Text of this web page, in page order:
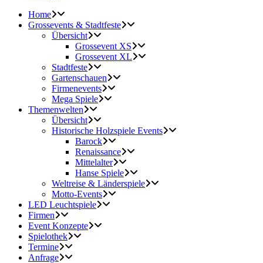
Home
Grossevents & Stadtfeste
Übersicht
Grossevent XS
Grossevent XL
Stadtfeste
Gartenschauen
Firmenevents
Mega Spiele
Themenwelten
Übersicht
Historische Holzspiele Events
Barock
Renaissance
Mittelalter
Hanse Spiele
Weltreise & Länderspiele
Motto-Events
LED Leuchtspiele
Firmen
Event Konzepte
Spielothek
Termine
Anfrage